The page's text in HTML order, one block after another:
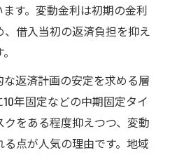
す。変動金利は初期の金利
借入当初の返済負担を抑え
返済計画の安定を求める層
年固定などの中期固定タイ
をある程度抑えつつ、変動
点が人気の理由です。地域